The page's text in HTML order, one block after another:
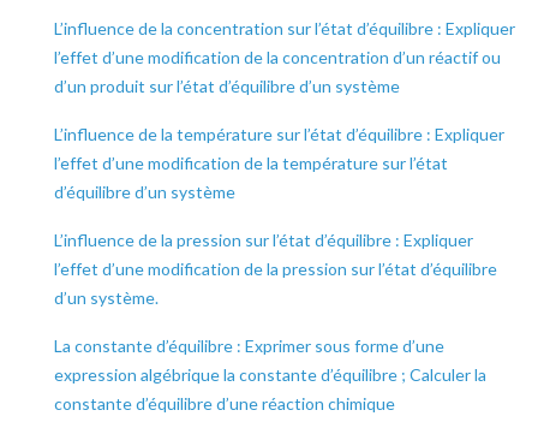
L’influence de la concentration sur l’état d’équilibre : Expliquer
l’effet d’une modification de la concentration d’un réactif ou
d’un produit sur l’état d’équilibre d’un système
L’influence de la température sur l’état d’équilibre : Expliquer
l’effet d’une modification de la température sur l’état
d’équilibre d’un système
L’influence de la pression sur l’état d’équilibre : Expliquer
l’effet d’une modification de la pression sur l’état d’équilibre
d’un système.
La constante d’équilibre : Exprimer sous forme d’une
expression algébrique la constante d’équilibre ; Calculer la
constante d’équilibre d’une réaction chimique